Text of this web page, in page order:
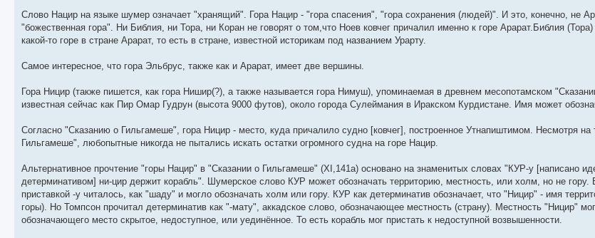
е
Слово Нацир на языке шумер означает "хранящий". Гора Нацир - "гора спасения", "гора сохранения (людей)". И это, конечно, не
"божественная гора". Ни Библия, ни Тора, ни Коран не говорят о том,что Ноев ковчег причалил именно к горе Арарат.Библия (Тора)
какой-то горе в стране Арарат, то есть в стране, известной историкам под названием Урарту.
Самое интересное, что гора Эльбрус, также как и Арарат, имеет две вершины.
Гора Ницир (также пишется, как гора Нишир(?), а также называется гора Нимуш), упоминаемая в древнем месопотамском
известная сейчас как Пир Омар Гудрун (высота 9000 футов), около города Сулеймания в Иракском Курдистане. Имя может
Согласно "Сказанию о Гильгамеше", гора Ницир - место, куда причалило судно [ковчег], построенное Утнапиштимом. Несмотря на
Гильгамеше", любопытные никогда не пытались искать остатки огромного судна на горе Нацир.
Альтернативное прочтение "горы Нацир" в "Сказании о Гильгамеше" (XI,141a) основано на знаменитых словах "КУР-у [написано
детерминативом] ни-цир держит корабль". Шумерское слово КУР может обозначать территорию, местность, или холм, но не
приставкой -у читалось, как "шаду" и могло обозначать холм или гору. КУР как детерминатив обозначает, что "Ницир" - имя
горы). Но Томпсон прочитал детерминатив как "-мату", аккадское слово, обозначающее местность (страну). Местность "Ницир"
обозначающего место скрытое, недоступное, или уединённое. То есть корабль мог пристать к недоступной возвышенности.